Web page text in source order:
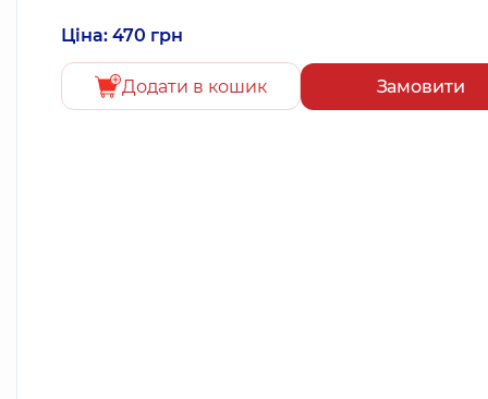
Ціна: 470 грн
Додати в кошик Замовити